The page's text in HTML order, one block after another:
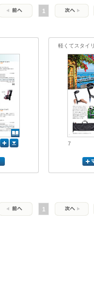
1
軽くてスタイ
7
1